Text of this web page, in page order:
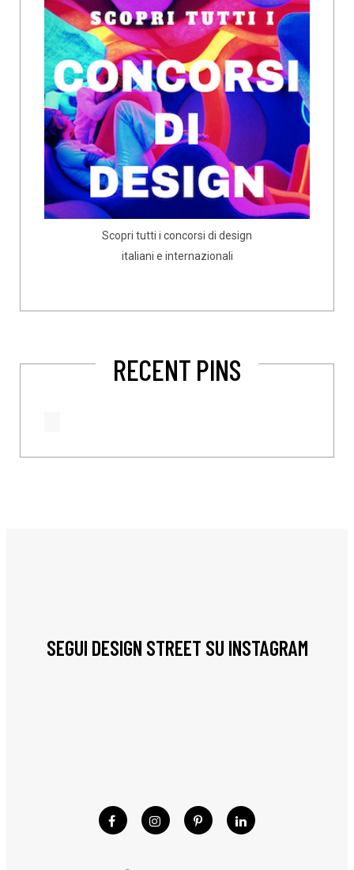
Scopri tutti i concorsi di design
italiani e internazionali
RECENT PINS
SEGUI DESIGN STREET SU INSTAGRAM